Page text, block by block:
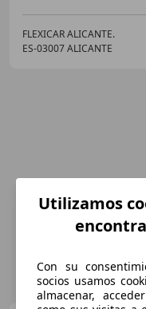
FLEXICAR ALICANTE.
ES-03007 ALICANTE
Utilizamos
Con su
socios usamos
almacenar,